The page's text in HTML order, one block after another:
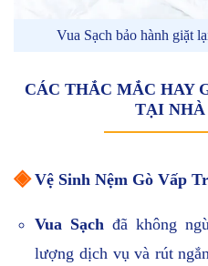
Vua Sạch bảo hành giặt
CÁC THẮC MẮC HAY
TẠI NHÀ
◈Vệ Sinh Nệm Gò Vấp
Vua Sạch đã không
lượng dịch vụ và rút